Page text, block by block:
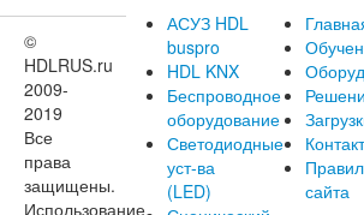
©
HDLRUS.ru
2009-
2019
Все
права
защищены.
Использование
АСУЗ HDL
buspro
HDL KNX
Беспроводное
оборудование
Светодиодные
уст-ва
(LED)
сайта